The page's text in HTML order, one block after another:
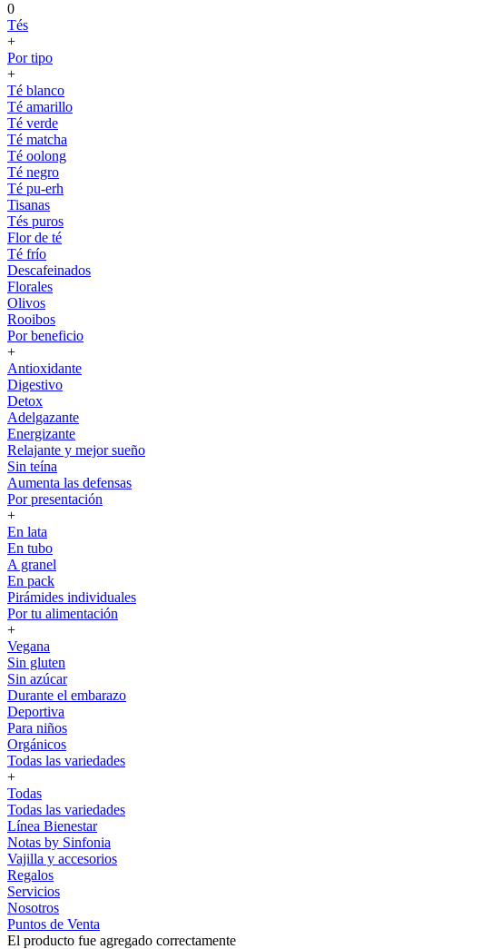
0
Tés
+
Por tipo
+
Té blanco
Té amarillo
Té verde
Té matcha
Té oolong
Té negro
Té pu-erh
Tisanas
Tés puros
Flor de té
Té frío
Descafeinados
Florales
Olivos
Rooibos
Por beneficio
+
Antioxidante
Digestivo
Detox
Adelgazante
Energizante
Relajante y mejor sueño
Sin teína
Aumenta las defensas
Por presentación
+
En lata
En tubo
A granel
En pack
Pirámides individuales
Por tu alimentación
+
Vegana
Sin gluten
Sin azúcar
Durante el embarazo
Deportiva
Para niños
Orgánicos
Todas las variedades
+
Todas
Todas las variedades
Línea Bienestar
Notas by Sinfonia
Vajilla y accesorios
Regalos
Servicios
Nosotros
Puntos de Venta
El producto fue agregado correctamente